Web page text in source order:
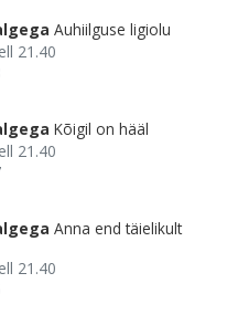
Auhiilguse ligiolu
21.40
Kõigil on hääl
21.40
Anna end täielikult
21.40